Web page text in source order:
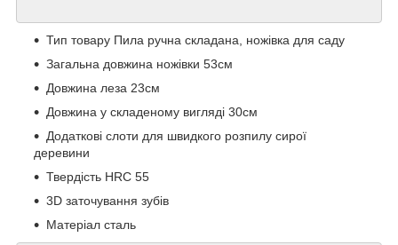
Тип товару Пила ручна складана, ножівка для саду
Загальна довжина ножівки 53см
Довжина леза 23см
Довжина у складеному вигляді 30см
Додаткові слоти для швидкого розпилу сирої
деревини
Твердість HRC 55
3D заточування зубів
Матеріал сталь